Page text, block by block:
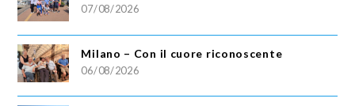
07/08/2026
Milano – Con il cuore riconoscente
06/08/2026